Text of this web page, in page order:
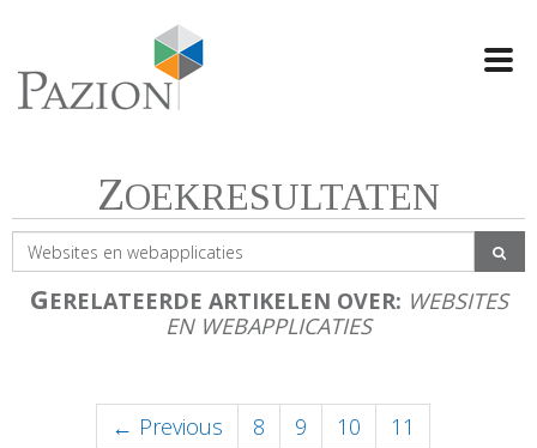
ZOEKRESULTATEN
GERELATEERDE ARTIKELEN OVER: WEBSITES
EN WEBAPPLICATIES
← Previous 8 9 10
11